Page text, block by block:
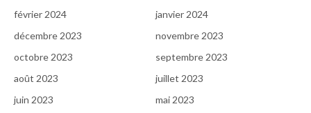
février 2024
janvier 2024
décembre 2023
novembre 2023
octobre 2023
septembre 2023
août 2023
juillet 2023
juin 2023
mai 2023